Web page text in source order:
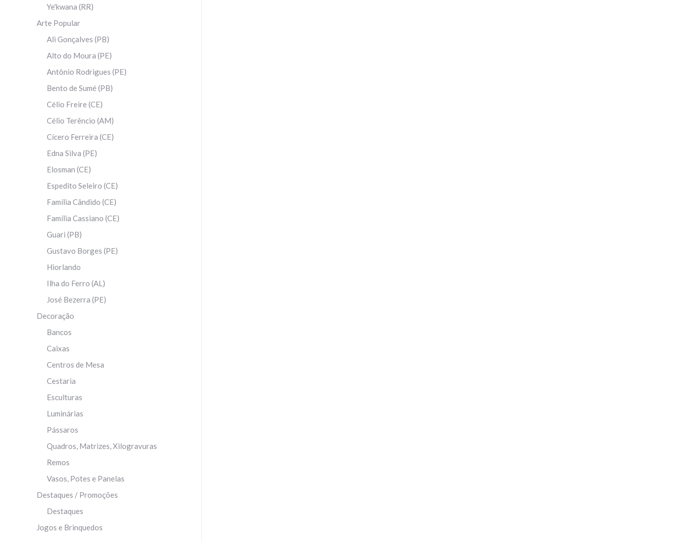
Ye'kwana (RR)
Arte Popular
Ali Gonçalves (PB)
Alto do Moura (PE)
Antônio Rodrigues (PE)
Bento de Sumé (PB)
Célio Freire (CE)
Célio Terêncio (AM)
Cícero Ferreira (CE)
Edna Silva (PE)
Elosman (CE)
Espedito Seleiro (CE)
Família Cândido (CE)
Família Cassiano (CE)
Guari (PB)
Gustavo Borges (PE)
Hiorlando
Ilha do Ferro (AL)
José Bezerra (PE)
Decoração
Bancos
Caixas
Centros de Mesa
Cestaria
Esculturas
Luminárias
Pássaros
Quadros, Matrizes, Xilogravuras
Remos
Vasos, Potes e Panelas
Destaques / Promoções
Destaques
Jogos e Brinquedos